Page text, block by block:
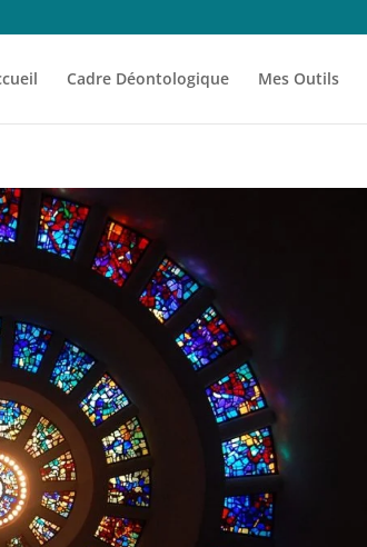
Cadre Déontologique Mes Outils